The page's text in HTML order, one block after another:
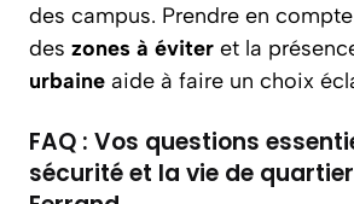
des campus. Prendre en
des zones à éviter et la
urbaine aide à faire un choix
FAQ : Vos questions
sécurité et la vie de